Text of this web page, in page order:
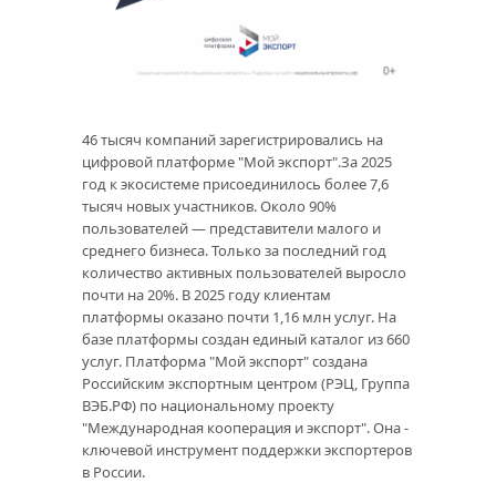
46 тысяч компаний зарегистрировались на
цифровой платформе "Мой экспорт".За 2025
год к экосистеме присоединилось более 7,6
тысяч новых участников. Около 90%
пользователей — представители малого и
среднего бизнеса. Только за последний год
количество активных пользователей выросло
почти на 20%. В 2025 году клиентам
платформы оказано почти 1,16 млн услуг. На
базе платформы создан единый каталог из 660
услуг. Платформа "Мой экспорт" создана
Российским экспортным центром (РЭЦ, Группа
ВЭБ.РФ) по национальному проекту
"Международная кооперация и экспорт". Она -
ключевой инструмент поддержки экспортеров
в России.